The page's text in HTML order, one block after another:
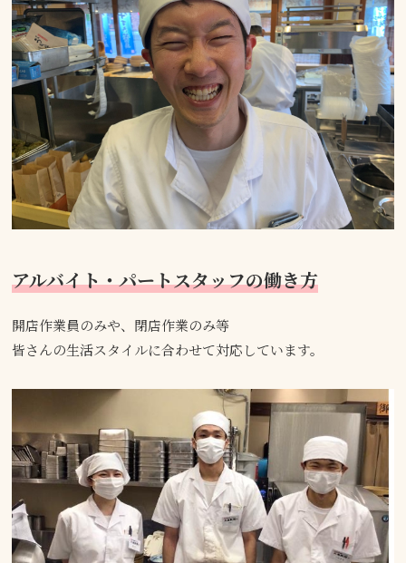
アルバイト・パートスタッフの働き方
開店作業員のみや、閉店作業のみ等
皆さんの生活スタイルに合わせて対応しています。